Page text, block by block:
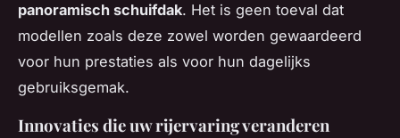
panoramisch schuifdak. Het is geen toeval dat
modellen zoals deze zowel worden gewaardeerd
voor hun prestaties als voor hun dagelijks
gebruiksgemak.
Innovaties die uw rijervaring veranderen